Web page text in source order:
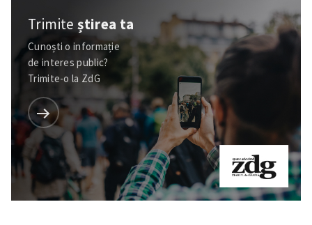
Trimiteștirea ta
Cunoști o informație
de interes public?
Trimite-o la ZdG